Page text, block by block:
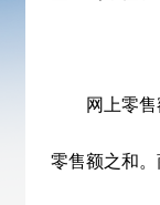
网上零售额
零售额之和